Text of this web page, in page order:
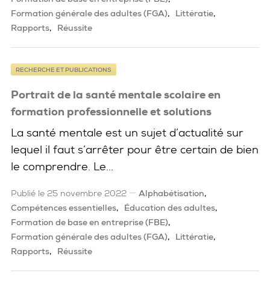
Formation générale des adultes (FGA)
Littératie
Rapports
Réussite
Portrait de la santé mentale scolaire en
formation professionnelle et solutions
RECHERCHE ET PUBLICATIONS
La santé mentale est un sujet d’actualité sur
lequel il faut s’arrêter pour être certain de bien
le comprendre. Le...
Publié le 25 novembre 2022
Alphabétisation
Compétences essentielles
Éducation des adultes
Formation de base en entreprise (FBE)
Formation générale des adultes (FGA)
Littératie
Rapports
Réussite